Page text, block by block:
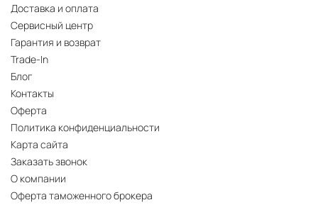
Доставка и оплата
Сервисный центр
Гарантия и возврат
Trade-In
Блог
Контакты
Оферта
Политика конфиденциальности
Карта сайта
Заказать звонок
О компании
Оферта таможенного брокера